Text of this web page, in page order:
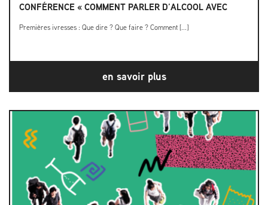
CONFÉRENCE « COMMENT PARLER D’ALCOOL AVEC
Premières ivresses : Que dire ? Que faire ? Comment [...]
en savoir plus